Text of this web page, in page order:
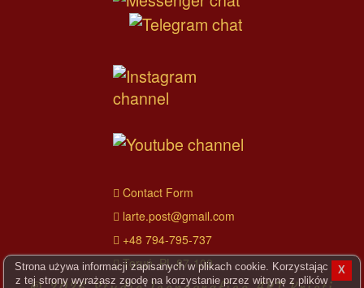
Contact Form
larte.post@gmail.com
+48 794-795-737
Toruń, PL 87-100
X
Strona używa informacji zapisanych w plikach cookie. Korzystając
z tej strony wyrażasz zgodę na korzystanie przez witrynę z plików